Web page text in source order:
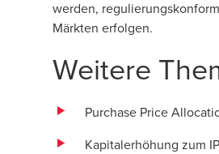
werden,
Märkten erfolgen.
Weitere
Purchase Price
Kapitalerhöhung zum